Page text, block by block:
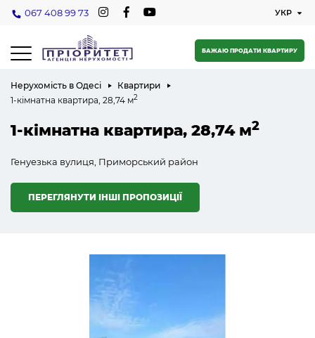
067 408 99 73
БАЖАЮ ПРОДАТИ КВАРТИРУ
Нерухомість в Одесі
Квартири
1-кімнатна квартира, 28,74 м2
1-кімнатна квартира, 28,74 м2
Генуезька вулиця, Приморський район
ПЕРЕГЛЯНУТИ ІНШІ ПРОПОЗИЦІЇ